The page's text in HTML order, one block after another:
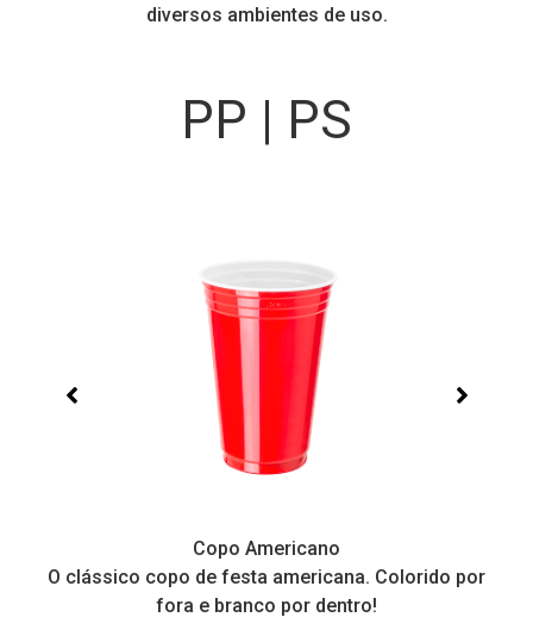
diversos ambientes de uso.
PP | PS
Copo Americano
O clássico copo de festa americana. Colorido por
fora e branco por dentro!